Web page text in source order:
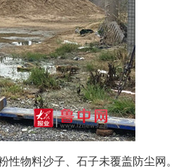
物料沙子、石子未覆盖防尘网。